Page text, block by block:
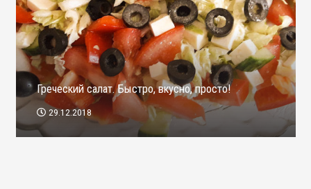
Греческий салат. Быстро, вкусно, просто!
29.12.2018